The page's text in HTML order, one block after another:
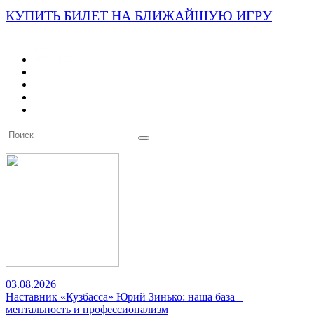
КУПИТЬ БИЛЕТ НА БЛИЖАЙШУЮ ИГРУ
03.08.2026
Наставник «Кузбасса» Юрий Зинько: наша база –
ментальность и профессионализм